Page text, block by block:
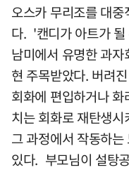
오스카 무리조를 대
다. '캔디가 아트가 될
남미에서 유명한 과
현 주목받았다. 버려
회화에 편입하거나
치는 회화로 재탄생
그 과정에서 작동하
있다. 부모님이 설탕